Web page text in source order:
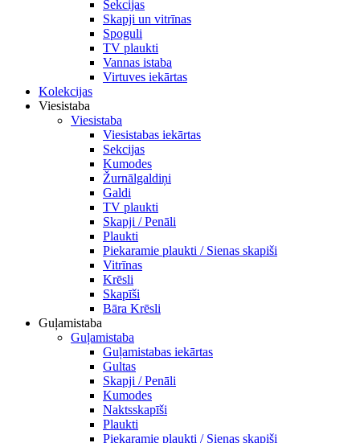
Sekcijas
Skapji un vitrīnas
Spoguli
TV plaukti
Vannas istaba
Virtuves iekārtas
Kolekcijas
Viesistaba
Viesistaba
Viesistabas iekārtas
Sekcijas
Kumodes
Žurnālgaldiņi
Galdi
TV plaukti
Skapji / Penāli
Plaukti
Piekaramie plaukti / Sienas skapiši
Vitrīnas
Krēsli
Skapīši
Bāra Krēsli
Guļamistaba
Guļamistaba
Guļamistabas iekārtas
Gultas
Skapji / Penāli
Kumodes
Naktsskapīši
Plaukti
Piekaramie plaukti / Sienas skapiši